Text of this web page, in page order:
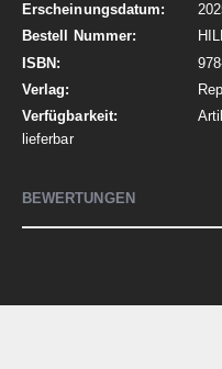
lieferbar
BEWERTUNGEN